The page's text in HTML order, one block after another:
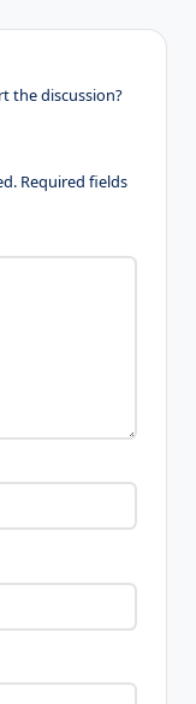
the discussion?
Required fields